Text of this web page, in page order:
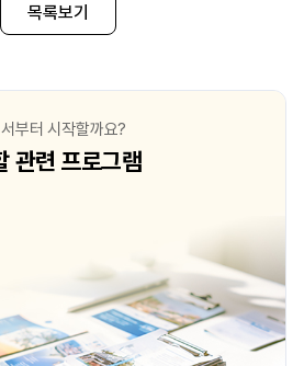
목록보기
부터 시작할까요?
관련 프로그램